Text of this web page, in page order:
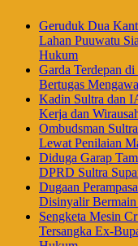
Geruduk Dua
Lahan Puuwatu
Hukum
Garda Terdepan
Bertugas
Kadin Sultra dan
Kerja dan
Ombudsman
Lewat Penilaian
Diduga Garap
DPRD Sultra
Dugaan
Disinyalir Bermain
Sengketa Mesin
Tersangka Ex-